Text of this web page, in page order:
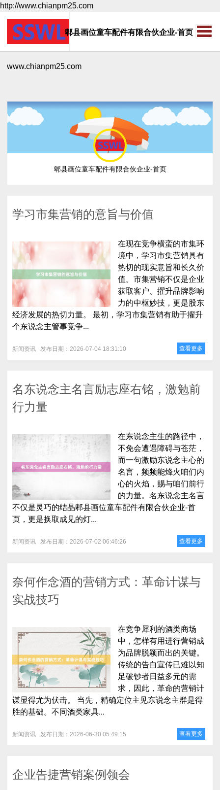
http://www.chianpm25.com
郫县画位童车配件有限合伙企业-首页
www.chianpm25.com
郫县画位童车配件有限合伙企业-首页
学习市集营销的意旨与价值
在现在竞争横蛮的市集环
境中，学习市集营销具有
热切的现实意旨和长久价
值。市集营销不仅是企业
获取客户、擢升品牌影响
力的中枢妙技，更是股东
经济发展的热切力量。 最初，学习市集营销有助于擢升
个东说念主管事竞争...
新闻资讯 发布日期：2026-07-04 18:31:10 查看更多
名东说念主名言励志座右铭，激勉前
行力量
在东说念主生的路径中，
不免会遭遇障碍与苍茫，
而一句激励东说念主心的
名言，频频能烽火咱们内
心的火焰，赐与咱们前行
的力量。名东说念主名言
不仅是灵巧的结晶郫县画位童车配件有限合伙企业-首
页，更是换取成见的灯...
新闻资讯 发布日期：2026-07-02 06:46:26 查看更多
奈何作念酒的营销方式：革命计谋与
实战技巧
在竞争犀利的酒类商场
中，怎样有用进行营销成
为品牌脱颖而出的关键。
传统的告白宣传已难以知
足破钞者日益多元的需
求，因此，革命的营销计
谋显得尤为伏击。 当先，精确定位主见东说念主群是得
胜的基础。不同酒类家具...
新闻资讯 发布日期：2026-06-30 05:49:15 查看更多
企业告捷营销案例领会